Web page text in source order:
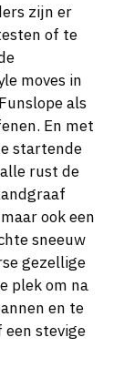
zijn er
of te
moves in
als
En met
startende
rust de
ook een
sneeuw
gezellige
plek om na
en te
een stevige